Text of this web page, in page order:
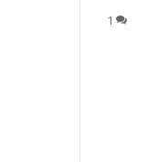
1